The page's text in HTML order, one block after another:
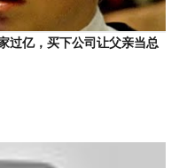
过亿，买下公司让父亲当总